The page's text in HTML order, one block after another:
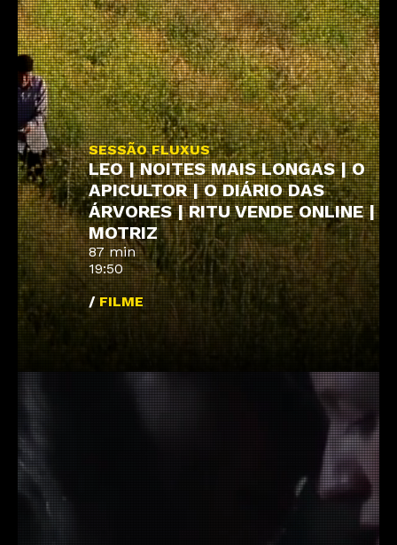
SESSÃO FLUXUS
LEO | NOITES MAIS LONGAS | O
APICULTOR | O DIÁRIO DAS
ÁRVORES | RITU VENDE ONLINE |
MOTRIZ
87 min
19:50
/FILME